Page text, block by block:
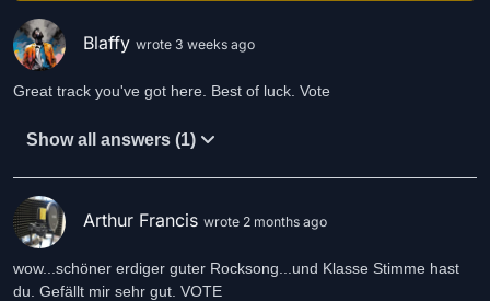
Blaffy wrote 3 weeks ago
Great track you've got here. Best of luck. Vote
Show all answers (1)
Arthur Francis wrote 2 months ago
wow...schöner erdiger guter Rocksong...und Klasse Stimme hast
du. Gefällt mir sehr gut. VOTE